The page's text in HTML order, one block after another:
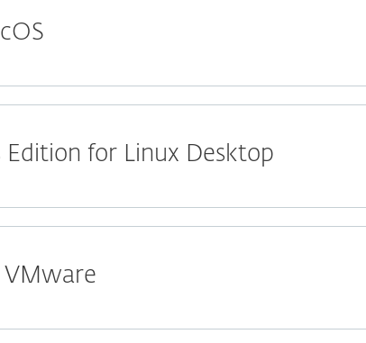
Edition for Linux Desktop
VMware